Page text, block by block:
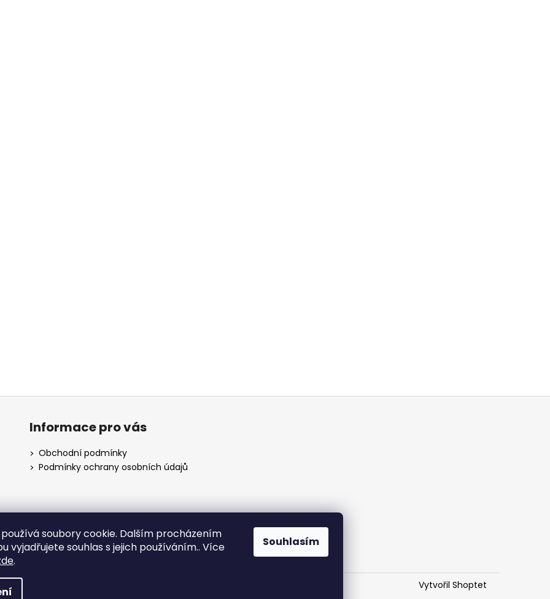
soubory cookie. Dalším procházením
vyjadřujete souhlas s jejich používáním.. Více
.
Souhlasím
Informace pro vás
Obchodní podmínky
Podmínky ochrany osobních údajů
dubnak.cz ukace.cz
Vytvořil Shoptet
kávy